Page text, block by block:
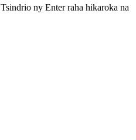
Tsindrio ny Enter raha hikaroka na